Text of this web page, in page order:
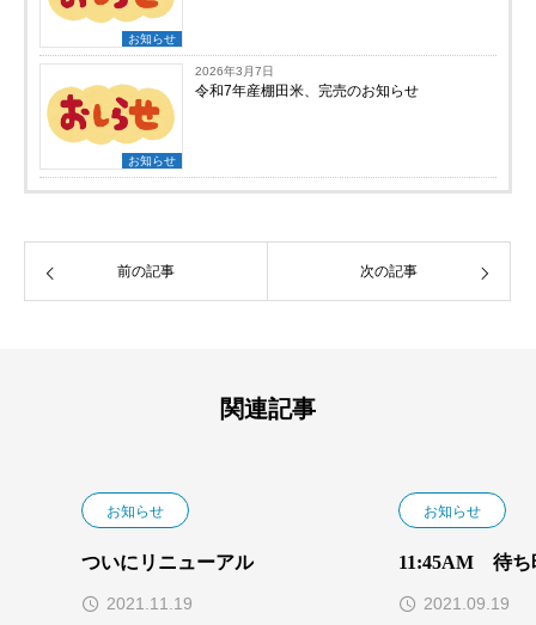
お知らせ
お知らせ
2026年3月7日
令和7年産棚田米、完売のお知らせ
前の記事 次の記事
関連記事
お知らせ
ついにリニューアル
2021.11.19
お知らせ
11:45AM 待ち
2021.09.19